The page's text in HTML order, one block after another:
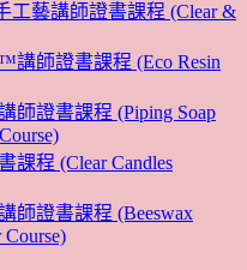
工藝講師證書課程 (Clear &
講師證書課程 (Eco Resin
師證書課程 (Piping Soap
課程 (Clear Candles
師證書課程 (Beeswax
Course)